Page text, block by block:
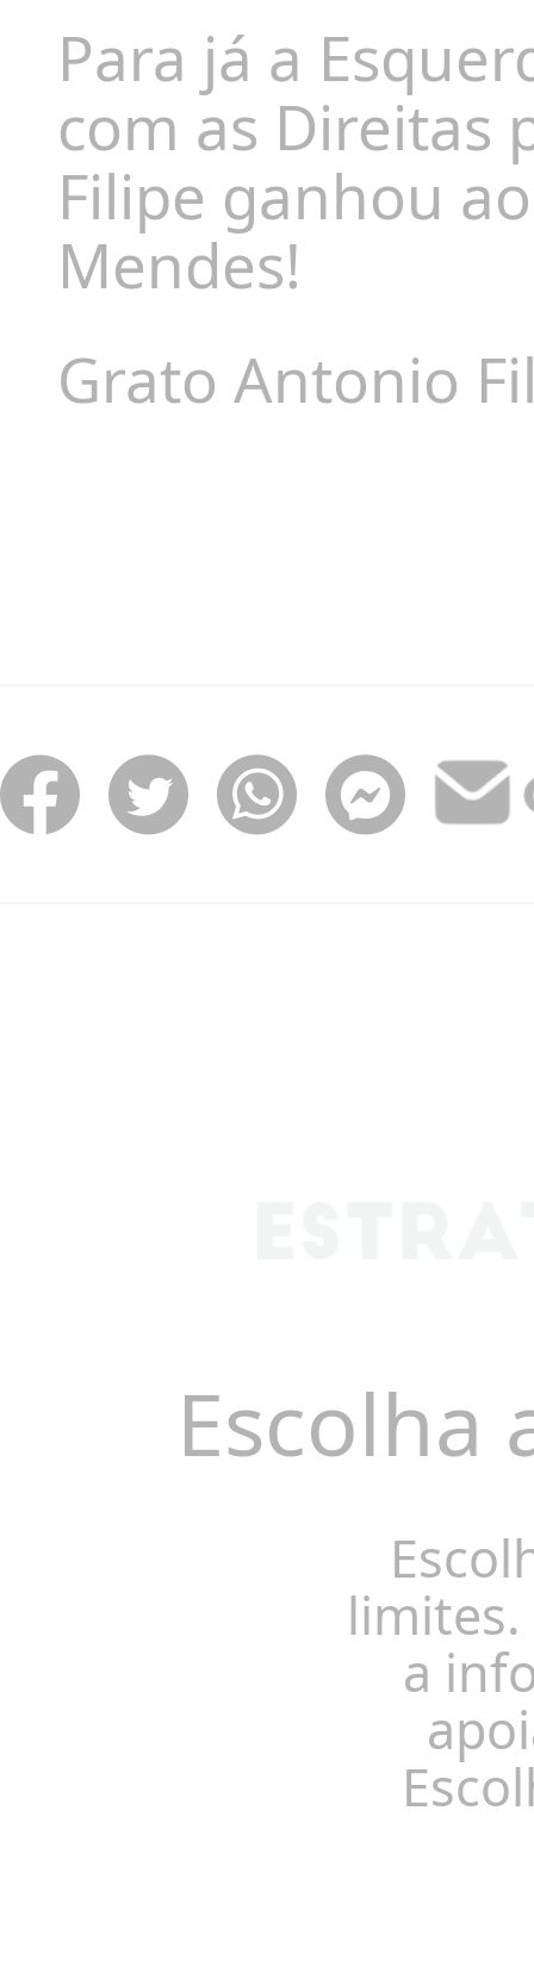
Para já a
com as
Filipe ganhou
Mendes!
Grato Antonio
a